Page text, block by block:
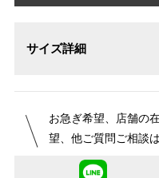
サイズ詳細
サイズ表
M
お急ぎ希望、店舗の
望、他ご質問ご相談